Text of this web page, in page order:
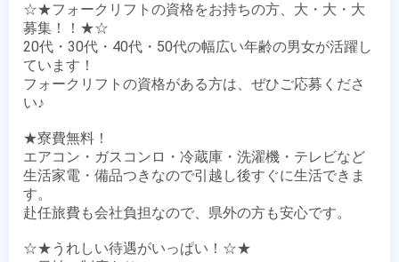
☆★フォークリフトの資格をお持ちの方、大・大・大
募集！！★☆
20代・30代・40代・50代の幅広い年齢の男女が活躍し
ています！
フォークリフトの資格がある方は、ぜひご応募くださ
い♪
★寮費無料！
エアコン・ガスコンロ・冷蔵庫・洗濯機・テレビなど
生活家電・備品つきなので引越し後すぐに生活できま
す。
赴任旅費も会社負担なので、県外の方も安心です。
☆★うれしい待遇がいっぱい！☆★